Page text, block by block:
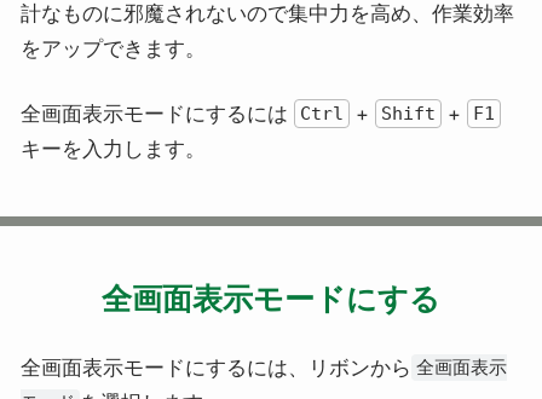
計なものに邪魔されないので集中力を高め、作業効率
をアップできます。
全画面表示モードにするには Ctrl + Shift + F1
キーを入力します。
全画面表示モードにする
全画面表示モードにするには、リボンから 全画面表示